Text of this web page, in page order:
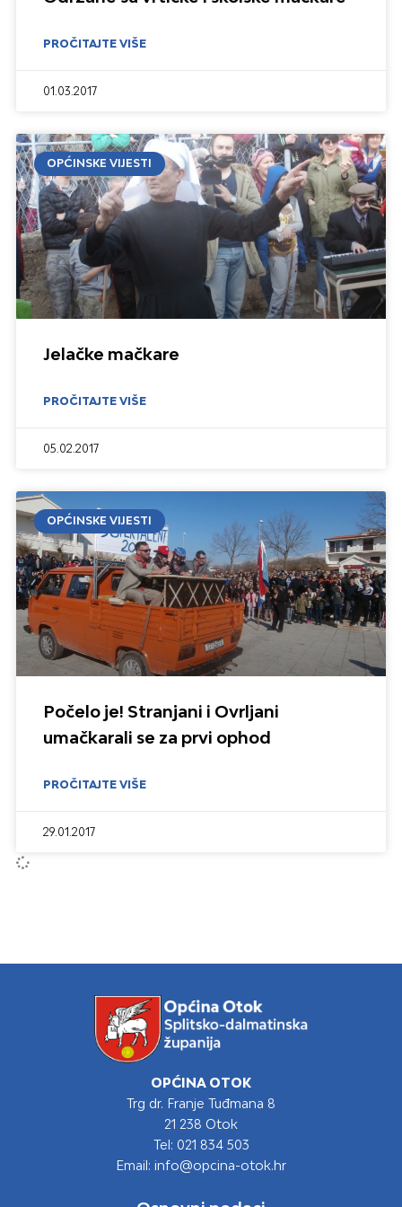
PROČITAJTE VIŠE
01.03.2017
OPĆINSKE VIJESTI
Jelačke mačkare
PROČITAJTE VIŠE
05.02.2017
OPĆINSKE VIJESTI
Počelo je! Stranjani i Ovrljani
umačkarali se za prvi ophod
PROČITAJTE VIŠE
29.01.2017
OPĆINA OTOK
Trg dr. Franje Tuđmana 8
21 238 Otok
Tel: 021 834 503
Email: info@opcina-otok.hr